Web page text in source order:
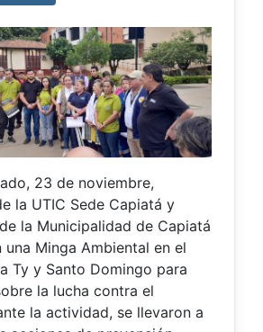
23 de noviembre,
la UTIC Sede Capiatá y
la Municipalidad de Capiatá
una Minga Ambiental en el
Ty y Santo Domingo para
la lucha contra el
la actividad, se llevaron a